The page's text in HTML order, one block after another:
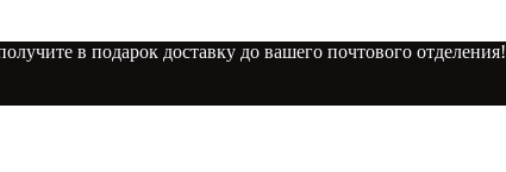
в подарок доставку до вашего почтового отделения!